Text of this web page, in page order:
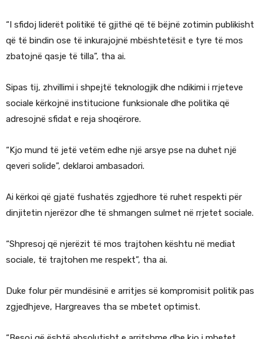
“I sfidoj liderët politikë të gjithë që të bëjnë zotimin publikisht
që të bindin ose të inkurajojnë mbështetësit e tyre të mos
zbatojnë qasje të tilla”, tha ai.
Sipas tij, zhvillimi i shpejtë teknologjik dhe ndikimi i rrjeteve
sociale kërkojnë institucione funksionale dhe politika që
adresojnë sfidat e reja shoqërore.
“Kjo mund të jetë vetëm edhe një arsye pse na duhet një
qeveri solide”, deklaroi ambasadori.
Ai kërkoi që gjatë fushatës zgjedhore të ruhet respekti për
dinjitetin njerëzor dhe të shmangen sulmet në rrjetet sociale.
“Shpresoj që njerëzit të mos trajtohen kështu në mediat
sociale, të trajtohen me respekt”, tha ai.
Duke folur për mundësinë e arritjes së kompromisit politik pas
zgjedhjeve, Hargreaves tha se mbetet optimist.